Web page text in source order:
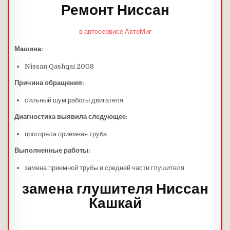
Ремонт Ниссан
в автосервисе АвтоМиг
Машина:
Nissan Qashqai 2008
Причина обращения:
сильный шум работы двигателя
Диагностика выявила следующее:
прогорела приемная труба
Выполненные работы:
замена приемной трубы и средней части глушителя
замена глушителя Ниссан
Кашкай